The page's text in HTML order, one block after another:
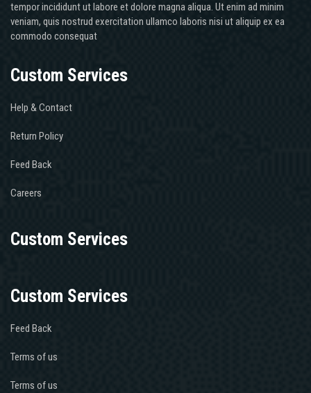
tempor incididunt ut labore et dolore magna aliqua. Ut enim ad minim
veniam, quis nostrud exercitation ullamco laboris nisi ut aliquip ex ea
commodo consequat
Custom Services
Help & Contact
Return Policy
Feed Back
Careers
Custom Services
Custom Services
Feed Back
Terms of us
Terms of us